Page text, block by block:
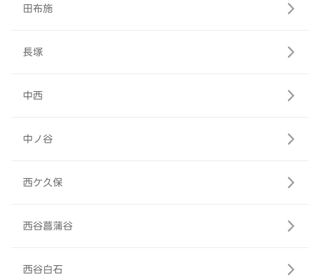
田布施
長塚
中西
中ノ谷
西ケ久保
西谷菖蒲谷
西谷白石